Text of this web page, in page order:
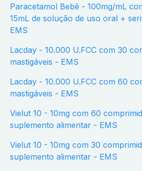
Paracetamol Bebê - 100mg/mL com 1 frasco com
15mL de solução de uso oral +
EMS
Lacday - 10.000 U.FCC com 30 comprimidos
mastigáveis - EMS
Lacday - 10.000 U.FCC com 60 comprimidos
mastigáveis - EMS
Vielut 10 - 10mg com 60 comprimidos revestidos de
suplemento alimentar - EMS
Vielut 10 - 10mg com 30 comprimidos revestidos de
suplemento alimentar - EMS